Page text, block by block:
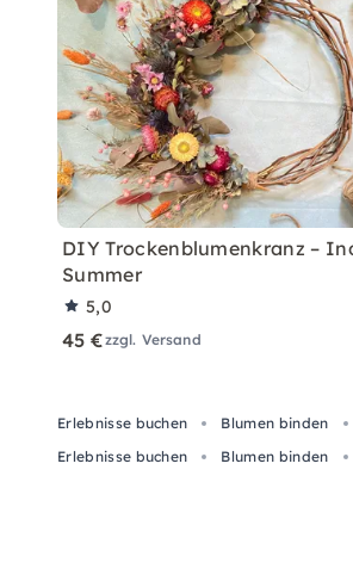
DIY Trockenblumenkranz –
Summer
5,0
45 €zzgl. Versand
Erlebnisse buchen Blumen binden
Erlebnisse buchen
Blumen binden